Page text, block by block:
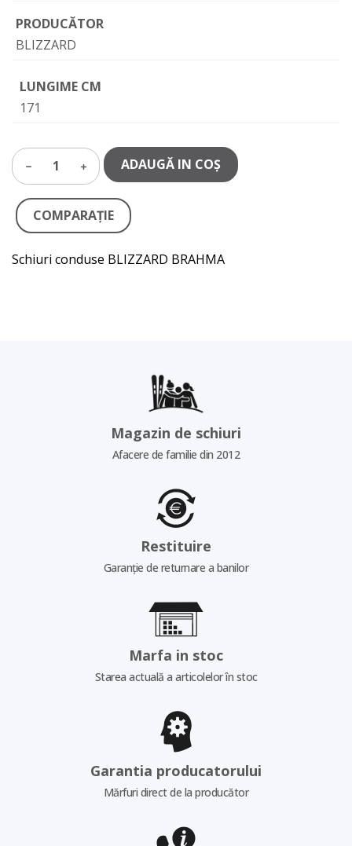
PRODUCĂTOR
BLIZZARD
LUNGIME CM
171
1 ADAUGĂ IN COŞ
COMPARAŢIE
Schiuri conduse BLIZZARD BRAHMA
Magazin de schiuri
Afacere de familie din 2012
Restituire
Garanție de returnare a banilor
Marfa in stoc
Starea actuală a articolelor în stoc
Garantia producatorului
Mărfuri direct de la producător